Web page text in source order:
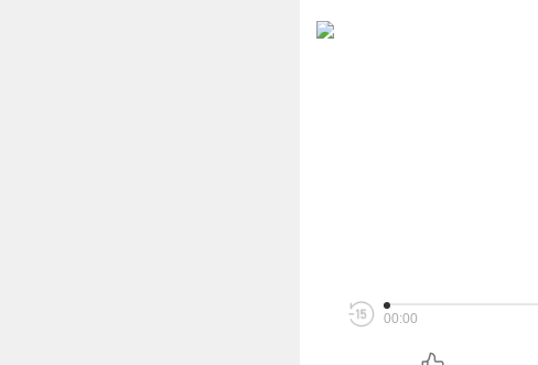
00:00